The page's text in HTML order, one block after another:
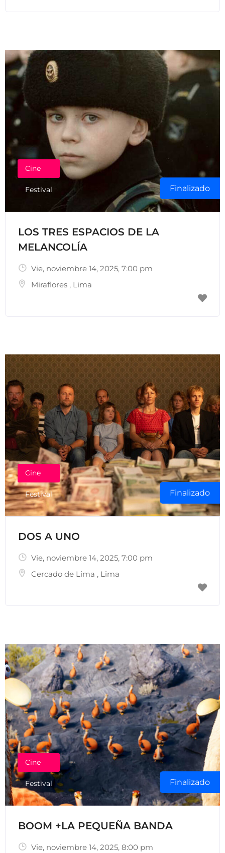
Cine
Festival
LOS TRES ESPACIOS DE LA
MELANCOLÍA
Finalizado
Vie, noviembre 14, 2025, 7:00 pm
Miraflores , Lima
Cine
Festival
DOS A UNO
Finalizado
Vie, noviembre 14, 2025, 7:00 pm
Cercado de Lima , Lima
Cine
Festival
BOOM +LA PEQUEÑA BANDA
Finalizado
Vie, noviembre 14, 2025, 8:00 pm